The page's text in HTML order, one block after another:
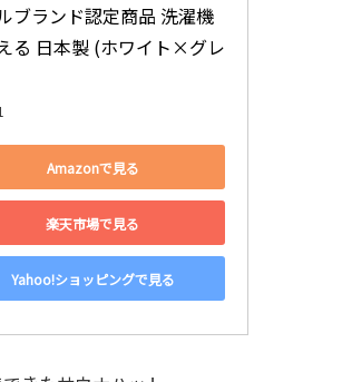
ブランド認定商品 洗濯機
る 日本製 (ホワイト×グレ
Amazonで見る
楽天市場で見る
Yahoo!ショッピングで見る